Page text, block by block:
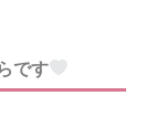
です